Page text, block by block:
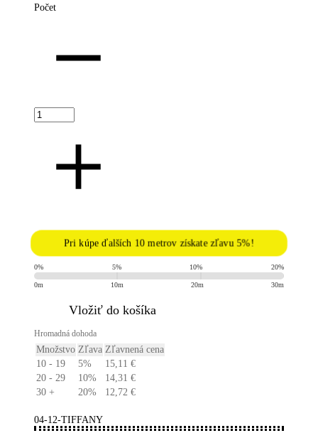
Počet
Pri kúpe ďalších 10 metrov získate zľavu 5%!
0% 5% 10% 20%
0m 10m 20m 30m
​Vložiť do košíka
Hromadná dohoda
Množstvo Zľava Zľavnená cena
10 - 19
5% 15,11 €
20 - 29
10% 14,31 €
30 +
20% 12,72 €
04-12-TIFFANY